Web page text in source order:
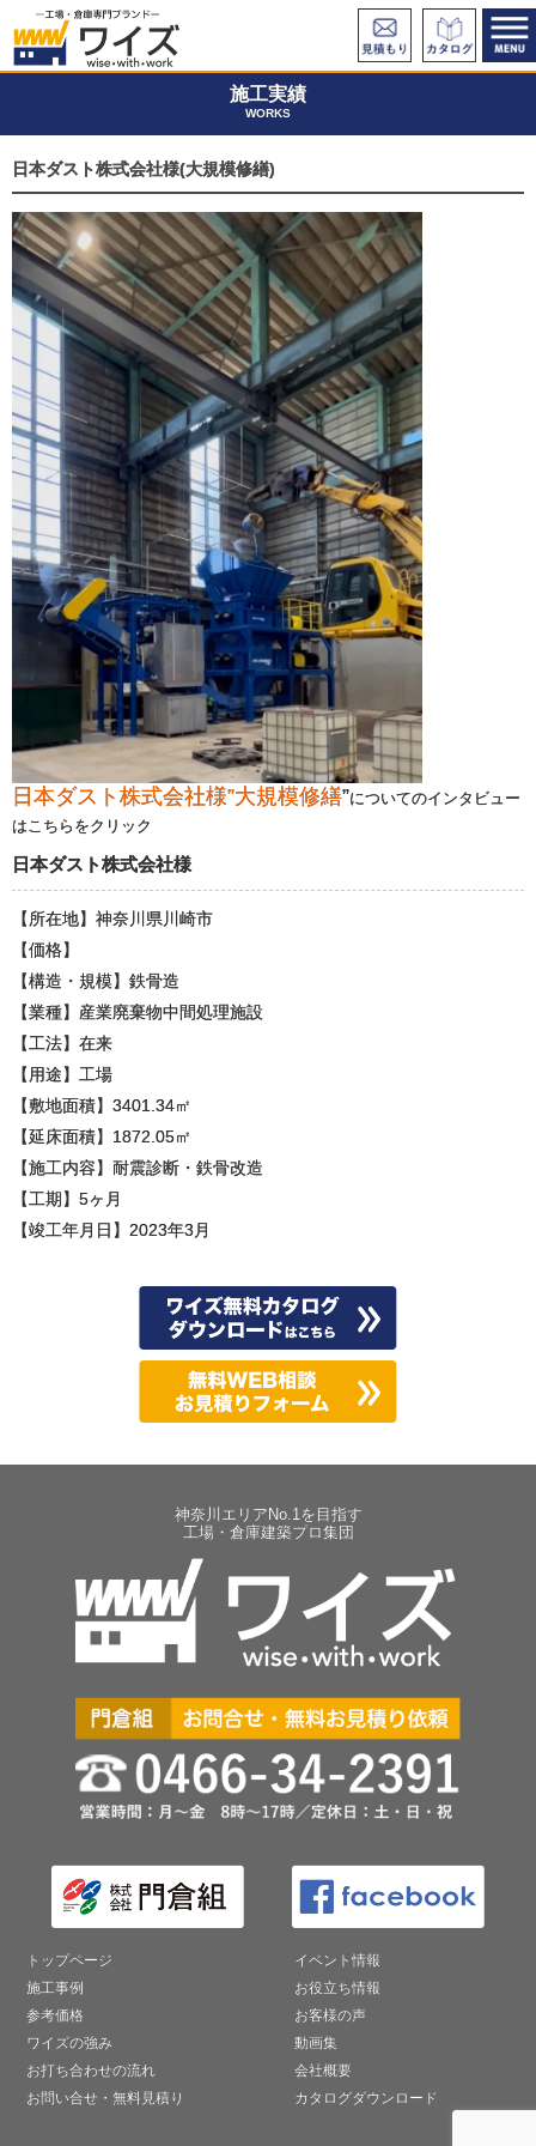
施工実績
WORKS
日本ダスト株式会社様(大規模修繕)
日本ダスト株式会社様”大規模修繕”についてのインタビュー
はこちらをクリック
日本ダスト株式会社様
【所在地】神奈川県川崎市
【価格】
【構造・規模】鉄骨造
【業種】産業廃棄物中間処理施設
【工法】在来
【用途】工場
【敷地面積】3401.34㎡
【延床面積】1872.05㎡
【施工内容】耐震診断・鉄骨改造
【工期】5ヶ月
【竣工年月日】2023年3月
神奈川エリアNo.1を目指す
工場・倉庫建築プロ集団
トップページ
施工事例
参考価格
ワイズの強み
お打ち合わせの流れ
お問い合せ・無料見積り
イベント情報
お役立ち情報
お客様の声
動画集
会社概要
カタログダウンロード